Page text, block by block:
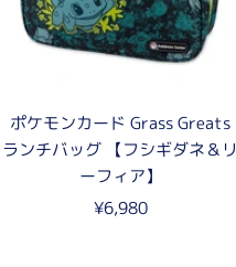
ポケモンカード Grass Greats
ランチバッグ 【フシギダネ＆リ
ーフィア】
セ
¥6,980